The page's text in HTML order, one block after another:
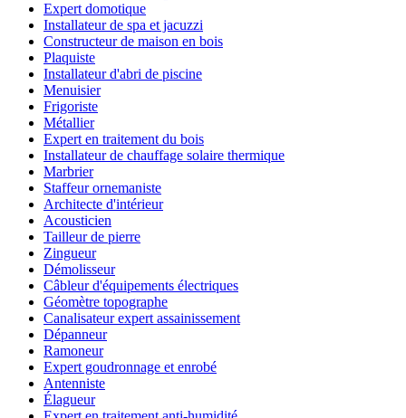
Expert domotique
Installateur de spa et jacuzzi
Constructeur de maison en bois
Plaquiste
Installateur d'abri de piscine
Menuisier
Frigoriste
Métallier
Expert en traitement du bois
Installateur de chauffage solaire thermique
Marbrier
Staffeur ornemaniste
Architecte d'intérieur
Acousticien
Tailleur de pierre
Zingueur
Démolisseur
Câbleur d'équipements électriques
Géomètre topographe
Canalisateur expert assainissement
Dépanneur
Ramoneur
Expert goudronnage et enrobé
Antenniste
Élagueur